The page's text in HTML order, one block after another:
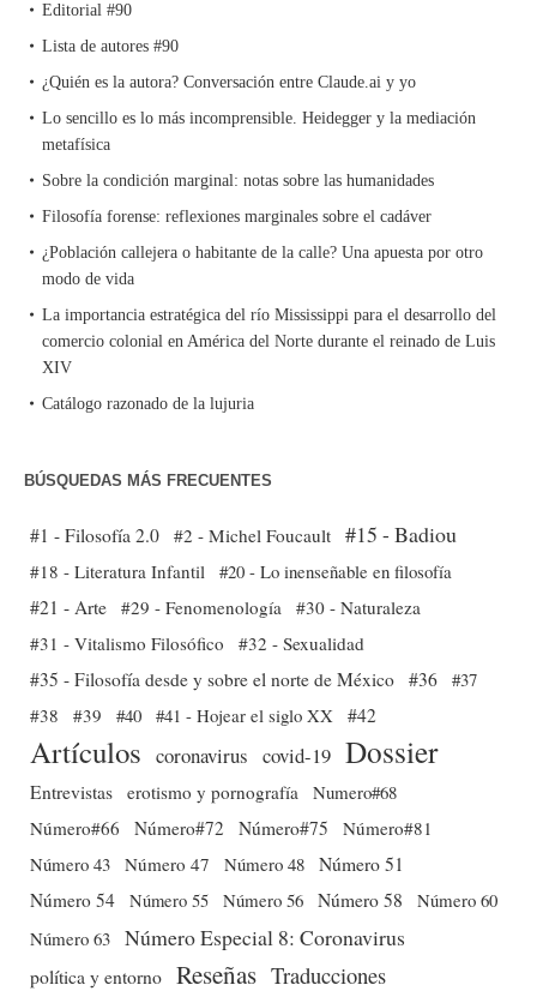
Editorial #90
Lista de autores #90
¿Quién es la autora? Conversación entre Claude.ai y yo
Lo sencillo es lo más incomprensible. Heidegger y la mediación
metafísica
Sobre la condición marginal: notas sobre las humanidades
Filosofía forense: reflexiones marginales sobre el cadáver
¿Población callejera o habitante de la calle? Una apuesta por otro
modo de vida
La importancia estratégica del río Mississippi para el desarrollo del
comercio colonial en América del Norte durante el reinado de Luis
XIV
Catálogo razonado de la lujuria
BÚSQUEDAS MÁS FRECUENTES
#1 - Filosofía 2.0 #2 - Michel Foucault #15 - Badiou
#18 - Literatura Infantil #20 - Lo inenseñable en filosofía
#21 - Arte #29 - Fenomenología #30 - Naturaleza
#31 - Vitalismo Filosófico
#32 - Sexualidad
#35 - Filosofía desde y sobre el norte de México #36 #37
#38
#39 #40 #41 - Hojear el siglo XX #42
Artículos coronavirus covid-19 Dossier
Entrevistas erotismo y pornografía Numero#68
Número#66
Número#72 Número#75
Número#81
Número 43 Número 47 Número 48 Número 51
Número 54 Número 55 Número 56 Número 58
Número 60
Número 63 Número Especial 8: Coronavirus
política y entorno Reseñas Traducciones